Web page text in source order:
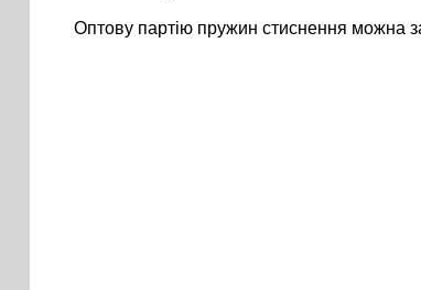
Оптову партію пружин стиснення можна